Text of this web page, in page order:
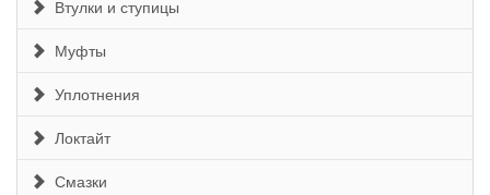
Втулки и ступицы
Муфты
Уплотнения
Локтайт
Смазки